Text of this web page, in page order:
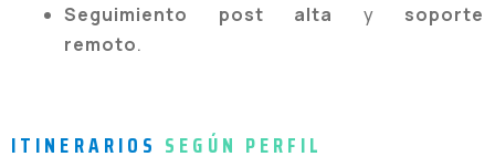
Seguimiento post alta y soporte
remoto.
ITINERARIOS SEGÚN PERFIL